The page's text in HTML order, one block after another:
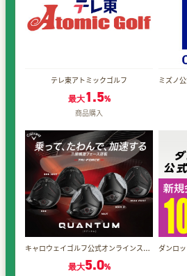
テレ東アトミックゴルフ
最大1.5%
商品購入
キャロウェイゴルフ公式オンラインストア
最大5.0%